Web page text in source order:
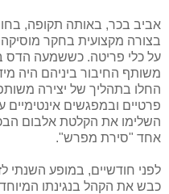
אביב בכר, באותה תקופה,
בצורה מקצועית בחקר
על כלי פריטה. כששמעה הדס
משותף החיבור ביניהם היה
החלו בתהליך של יצירה
פרטיים ובמפגשים
השלימו את הקלטת אלבום
אחד "סירת מפרש".
לפני חודשיים, במופע השנתי
כבש את הקהל בנגינתו